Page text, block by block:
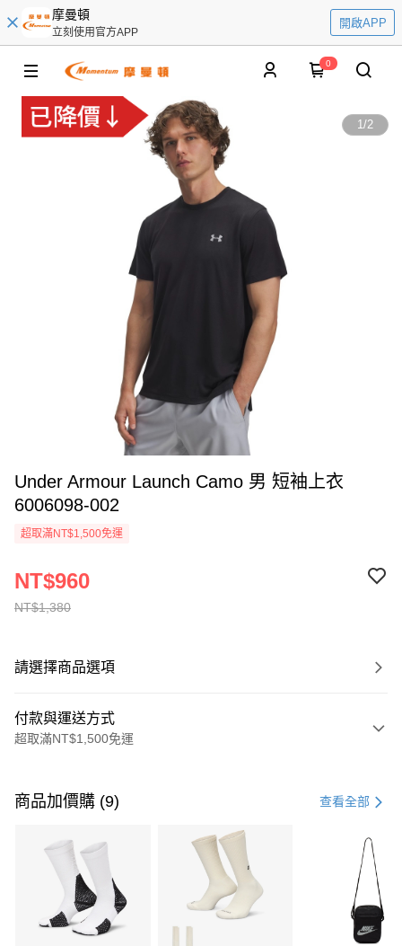
摩曼頓
立刻使用官方APP
開啟APP
0
1/2
Under Armour Launch Camo 男 短袖上衣
6006098-002
超取滿NT$1,500免運
NT$1,380
NT$960
請選擇商品選項
付款與運送方式
超取滿NT$1,500免運
信用卡一次付款
3 期 0 利率 每期 21家銀行
合作金庫商業銀行
第一商業銀行
華南商業銀行
彰化商業銀行
上海商業儲蓄銀行
Apple Pay
商品加價購 (9) 查看全部